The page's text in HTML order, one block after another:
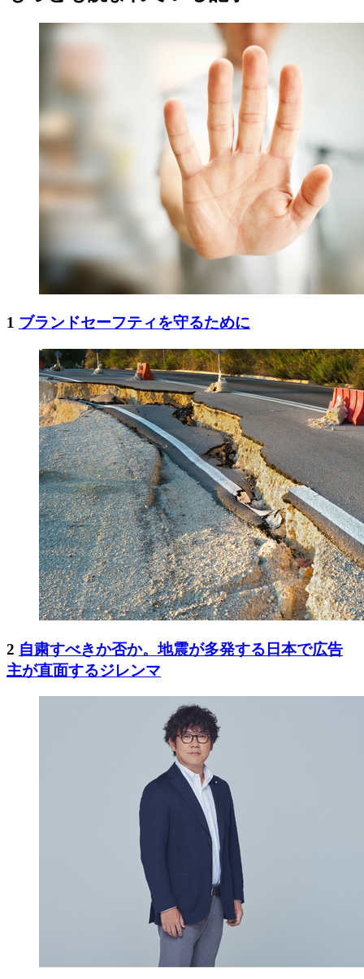
1 ブランドセーフティを守るために
2 自粛すべきか否か。地震が多発する日本で広告
主が直面するジレンマ